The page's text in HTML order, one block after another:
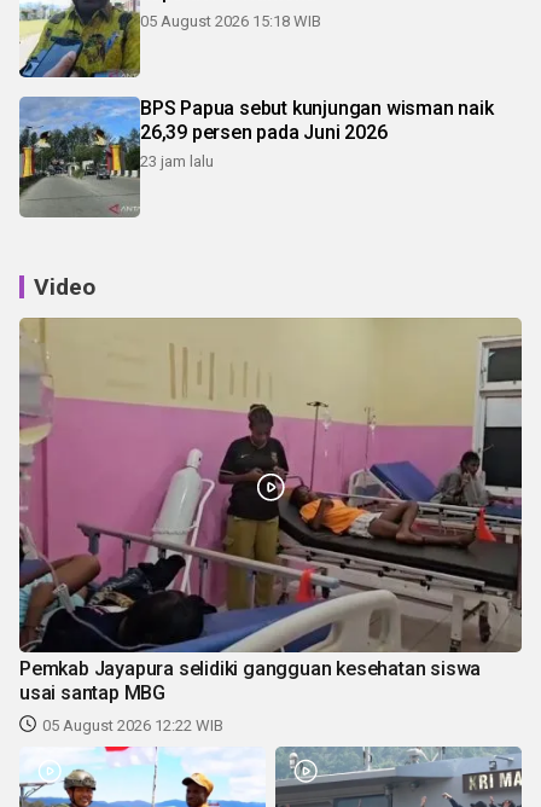
05 August 2026 15:18 WIB
BPS Papua sebut kunjungan wisman naik
26,39 persen pada Juni 2026
23 jam lalu
Video
Pemkab Jayapura selidiki gangguan kesehatan siswa
usai santap MBG
05 August 2026 12:22 WIB